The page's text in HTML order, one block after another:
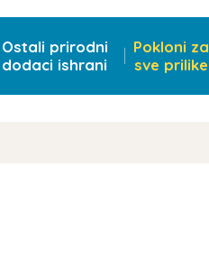
Ostali prirodni
dodaci ishrani
Pokloni za
sve prilike